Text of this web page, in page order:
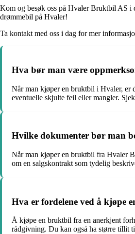
Kom og besøk oss på Hvaler Bruktbil AS i
drømmebil på Hvaler!
Ta kontakt med oss i dag for mer
Hva bør man være
Når man kjøper en bruktbil i Hvaler, er
eventuelle skjulte feil eller mangler.
Hvilke dokumenter bør man
Når man kjøper en bruktbil fra Hvaler
om en salgskontrakt som tydelig
Hva er fordelene ved å kjøpe
Å kjøpe en bruktbil fra en anerkjent
rådgivning. Du kan også ha større tillit